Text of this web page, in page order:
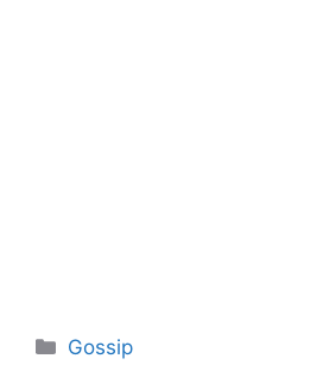
Categorie
Gossip